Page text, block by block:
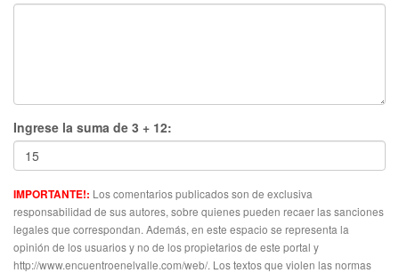
Ingrese la suma de 3 + 12:
IMPORTANTE!: Los comentarios publicados son de exclusiva
responsabilidad de sus autores, sobre quienes pueden recaer las sanciones
legales que correspondan. Además, en este espacio se representa la
opinión de los usuarios y no de los propietarios de este portal y
http://www.encuentroenelvalle.com/web/. Los textos que violen las normas